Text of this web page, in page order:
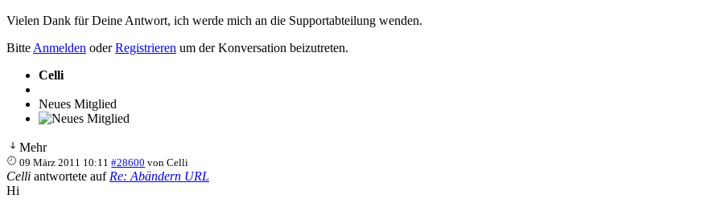
Vielen Dank für Deine Antwort, ich werde mich an die Supportabteilung wenden.
Bitte Anmelden oderRegistrieren um der Konversation beizutreten.
Celli
Neues Mitglied
Mehr
09 März 2011 10:11 #28600 vonCelli
Celli antwortete auf Re: Abändern URL
Hi